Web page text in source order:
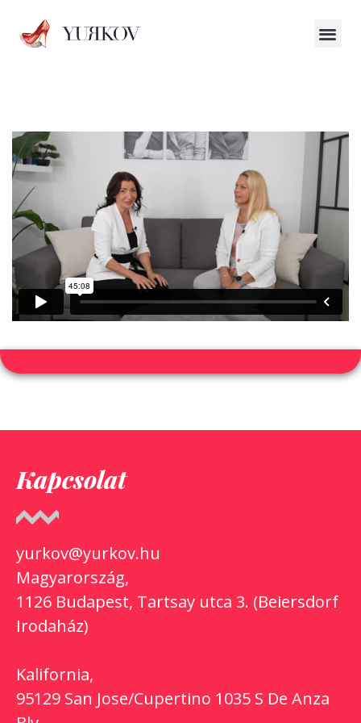
Kapcsolat
yurkov@yurkov.hu
Magyarország,
1126 Budapest, Tartsay utca 3. (Beiersdorf
Irodaház)
Kalifornia,
95129 San Jose/Cupertino 1035 S De Anza